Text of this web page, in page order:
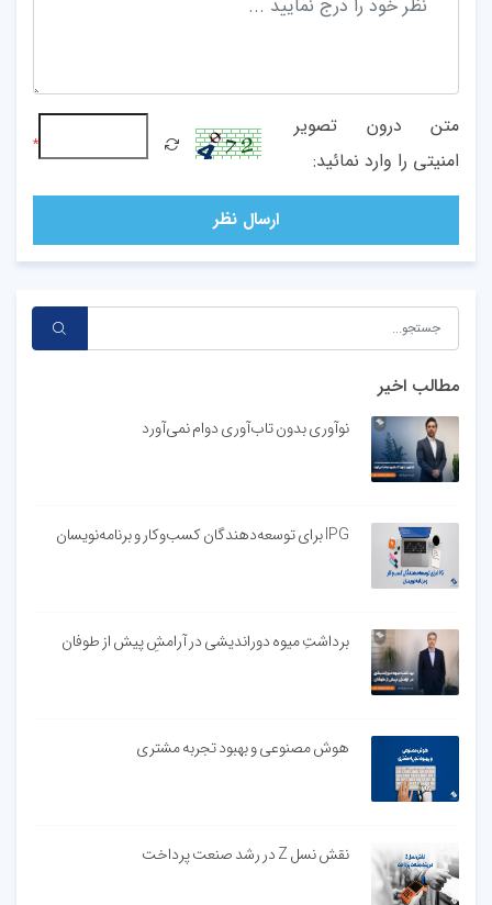
متن درون تصویر
امنیتی را وارد نمائید:
*
ارسال نظر
مطالب اخیر
نوآوری بدون تاب‌آوری دوام نمی‌آورد
IPG برای توسعه‌دهندگان کسب‌وکار و برنامه‌نویسان
برداشتِ میوه دوراندیشی در آرامشِ پیش از طوفان
هوش مصنوعی و بهبود تجربه مشتری
نقش نسل Z در رشد صنعت پرداخت